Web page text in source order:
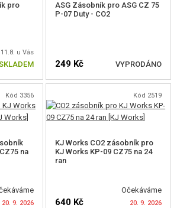
pro
11.8. u Vás
ASG Zásobník pro ASG CZ 75
P-07 Duty - CO2
249 Kč VYPRODÁNO
HLÍDAT DOSTUPNOST
Kód 3356
na
20. 9. 2026
Kód 2519
KJ Works CO2 zásobník pro
KJ Works KP-09 CZ75 na 24
ran
Očekáváme
640 Kč 20. 9. 2026